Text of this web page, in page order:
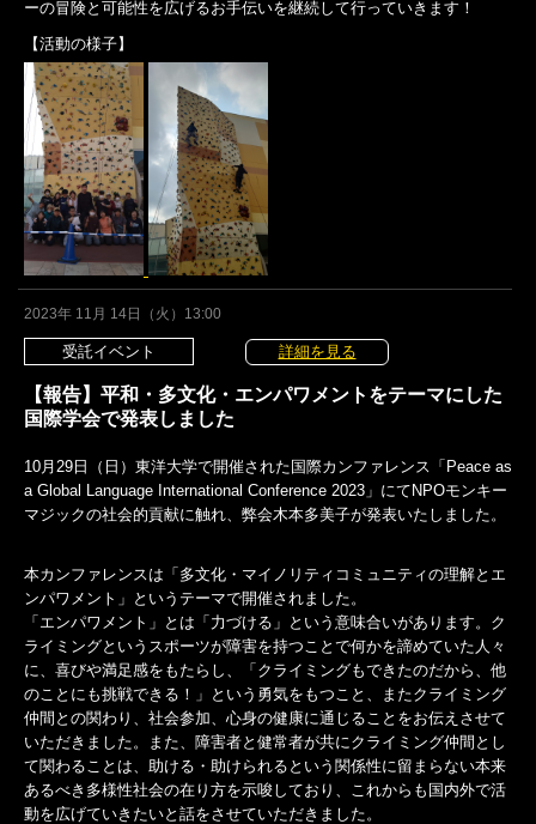
ーの冒険と可能性を広げるお手伝いを継続して行っていきます！
【活動の様子】
2023年 11月 14日（火）13:00
受託イベント 詳細を見る
【報告】平和・多文化・エンパワメントをテーマにした
国際学会で発表しました
10月29日（日）東洋大学で開催された国際カンファレンス「Peace as
a Global Language International Conference 2023」にてNPOモンキー
マジックの社会的貢献に触れ、弊会木本多美子が発表いたしました。
本カンファレンスは「多文化・マイノリティコミュニティの理解とエ
ンパワメント」というテーマで開催されました。
「エンパワメント」とは「力づける」という意味合いがあります。ク
ライミングというスポーツが障害を持つことで何かを諦めていた人々
に、喜びや満足感をもたらし、「クライミングもできたのだから、他
のことにも挑戦できる！」という勇気をもつこと、またクライミング
仲間との関わり、社会参加、心身の健康に通じることをお伝えさせて
いただきました。また、障害者と健常者が共にクライミング仲間とし
て関わることは、助ける・助けられるという関係性に留まらない本来
あるべき多様性社会の在り方を示唆しており、これからも国内外で活
動を広げていきたいと話をさせていただきました。